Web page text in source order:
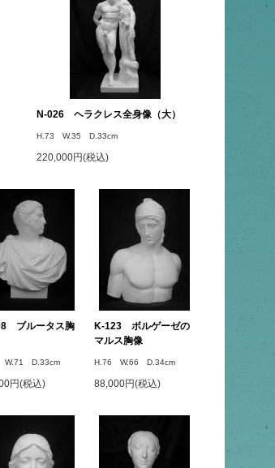
N-026 ヘラクレス全身像（大）
H.73 W.35 D.33cm
220,000円(税込)
ブルータス胸
W.71 D.33cm
円(税込)
K-123 ボルゲーゼの
マルス胸像
H.76 W.66 D.34cm
88,000円(税込)